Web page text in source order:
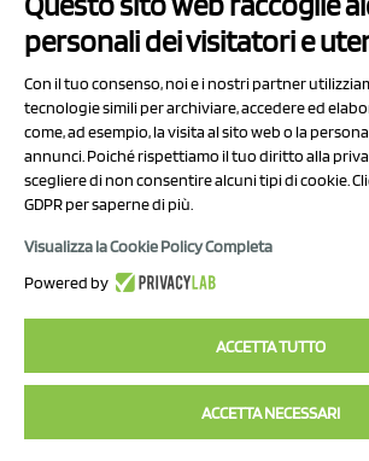
Via Prov.le Sassuolo Vignola
41057 Spilamberto (MO)
P.I/C.F. 01041460369
REA: MO 208553
Capitale sociale Euro
personali dei visitatori e
Con il tuo consenso, noi e i nostri partner
tecnologie simili per archiviare, accedere ed
come, ad esempio, la visita al sito web o la
annunci. Poiché rispettiamo il tuo diritto alla
scegliere di non consentire alcuni tipi di cookie.
GDPR per saperne di più.
Visualizza la Cookie Policy Completa
Powered by
ACCETTA TUTTO
ACCETTA NECESSARI